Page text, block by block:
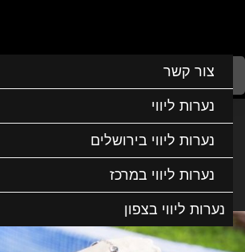
צור קשר
נערות ליווי
נערות ליווי בירושלים
נערות ליווי במרכז
נערות ליווי בצפון
Home
יול הכי יפה בארץ
יול הכי יפה בארץ